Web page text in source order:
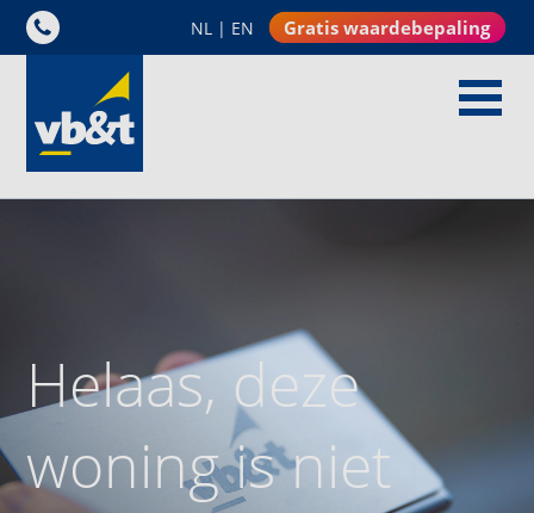
NL | EN Gratis waardebepaling
Helaas, deze
woning is niet